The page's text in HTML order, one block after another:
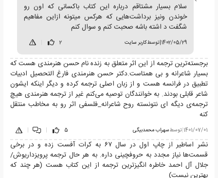
سلام بسیار مشتاقم درباره این کتاب باکسانی که اون رو
خوندن ونیز برداشت‌هایی که هرکس میتونه ازاین مفاهیم
شگفت د اشته باشه صحبت کنم و سوال کنم
1402/05/29
|توسطکاربر سایت 2
برجسته‌ترین ترجمه از این اثر متعلق به زنده نام حسن هنرمندی هست که
بسیار شاعرانه و بی همتاست.دکتر حسن هنرمندی فارغ التحصیل ادبیات
تطبیق در فرانسه هست و از زبان اصلی ترجمه کرده و دیگر اینکه ایشون
شاعر قابلی بودند. به خوانندگان توصیه می‌کنم غیر از ترجمه هنرمندی هیچ
ترجمه‌ی دیگه ای نتونسته روح شاعرانه_فلسفی اثر رو به مخاطب منتقل
کنه
1401/07/01 توسطسهراب محمدبیگی 5
نشر اساطیر از چاپ اول در سال ۶۷ به کرات آفست زده و در برخی
قسمت‌ها نیاز مجدد به حروفچینی داره. به هر حال ترجمه پرویزداریوش/
جلال آل احمد خاطره انگیزترین ترجمه از این کتاب هست (هر چند که
بهترین نیست)